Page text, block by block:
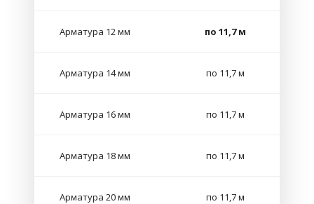
Арматура 12 мм по 11,7 м
Арматура 14 мм по 11,7 м
Арматура 16 мм по 11,7 м
Арматура 18 мм по 11,7 м
Арматура 20 мм по 11,7 м